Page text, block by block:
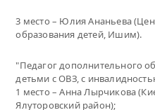
3 место – Юлия Ананьева
образования детей, Ишим).
"Педагог дополнительного
детьми с ОВЗ, с
1 место – Анна Лырчикова
Ялуторовский район);